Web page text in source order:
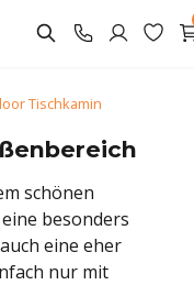
Tischkamin
schönen
besonders
eine eher
nur mit